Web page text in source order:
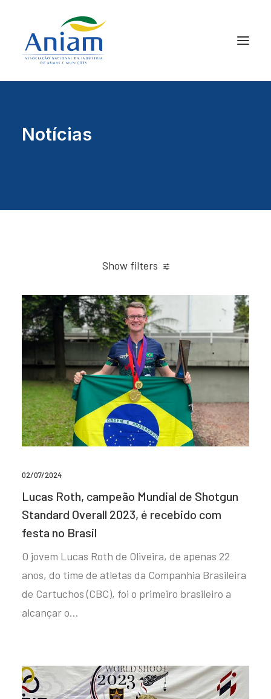
Notícias
Show filters
02/07/2024
Lucas Roth, campeão Mundial de Shotgun
Standard Overall 2023, é recebido com
festa no Brasil
O jovem Lucas Roth de Oliveira, de apenas 22
anos, do time de atletas da Companhia Brasileira
de Cartuchos (CBC), foi o primeiro brasileiro a
alcançar o…